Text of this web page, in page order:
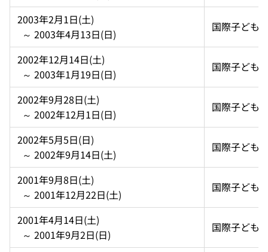
2003年2月1日(土)
  ～ 2003年4月13日(日)
国際子ども
2002年12月14日(土)
  ～ 2003年1月19日(日)
国際子ども
2002年9月28日(土)
  ～ 2002年12月1日(日)
国際子ども
2002年5月5日(日)
  ～ 2002年9月14日(土)
国際子ども
2001年9月8日(土)
  ～ 2001年12月22日(土)
国際子ども
2001年4月14日(土)
  ～ 2001年9月2日(日)
国際子ども